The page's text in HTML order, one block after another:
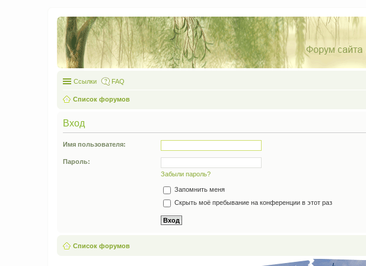
Ссылки FAQ
Список форумов
Вход
Имя пользователя:
Пароль:
Забыли пароль?
Запомнить меня
Скрыть моё пребывание на конференции в этот раз
Список форумов